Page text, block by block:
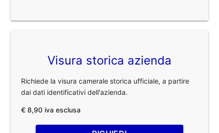
Visura storica azienda
Richiede la visura camerale storica ufficiale, a partire
dai dati identificativi dell'azienda.
€ 8,90 iva esclusa